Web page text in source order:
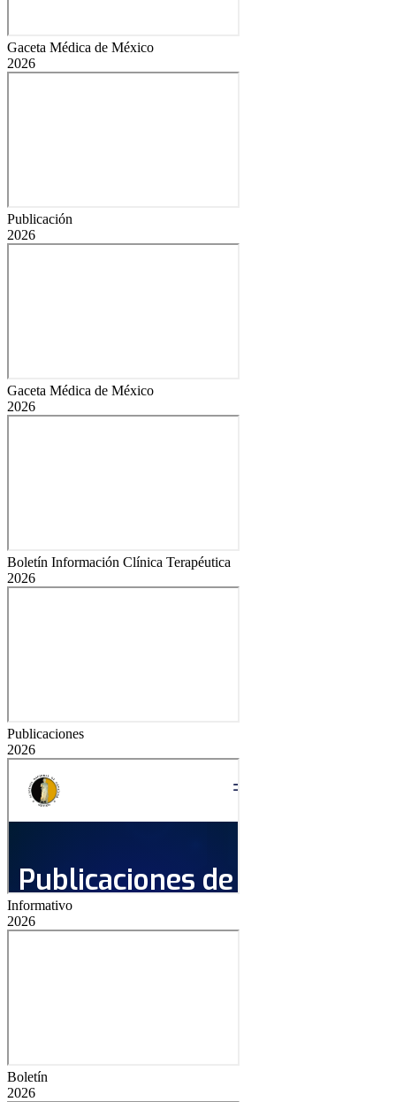
Gaceta Médica de México
2026
Publicación
2026
Gaceta Médica de México
2026
Boletín Información Clínica Terapéutica
2026
Publicaciones
2026
Informativo
2026
Boletín
2026